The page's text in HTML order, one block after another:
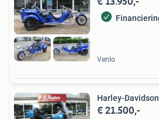
Venlo
Harley-
€ 21.500,-